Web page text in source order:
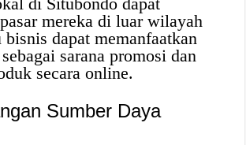
mereka di luar wilayah
dapat memanfaatkan
sarana promosi dan
secara online.
Sumber Daya